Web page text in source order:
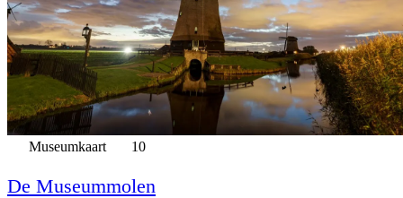
Museumkaart 10
De Museummolen